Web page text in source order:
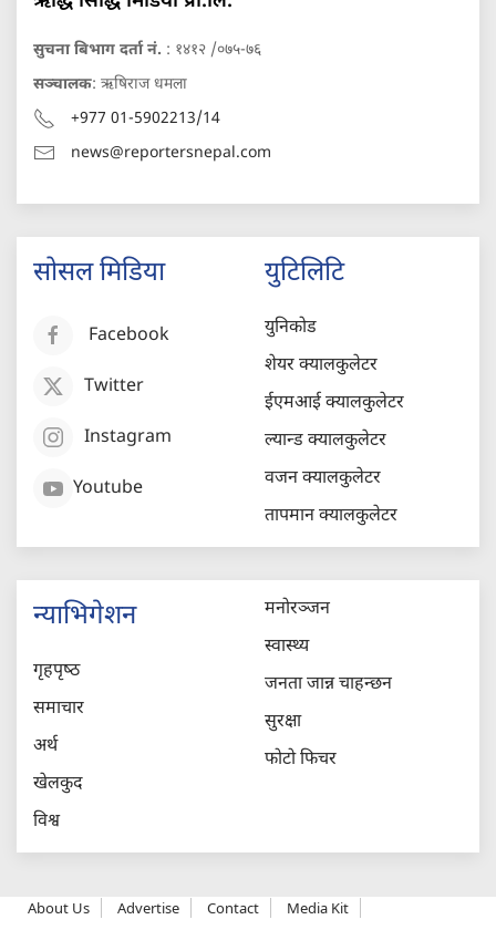
सुचना बिभाग दर्ता नं. : १४१२ /०७५-७६
सञ्चालक: ऋषिराज धमला
+977 01-5902213/14
news@reportersnepal.com
सोसल मिडिया
Facebook
Twitter
Instagram
Youtube
युटिलिटि
युनिकोड
शेयर क्यालकुलेटर
ईएमआई क्यालकुलेटर
ल्यान्ड क्यालकुलेटर
वजन क्यालकुलेटर
तापमान क्यालकुलेटर
न्याभिगेशन
गृहपृष्‍ठ
समाचार
अर्थ
खेलकुद
विश्व
मनोरञ्जन
स्वास्थ्य
जनता जान्न चाहन्छन
सुरक्षा
फोटो फिचर
About Us Advertise Contact Media Kit